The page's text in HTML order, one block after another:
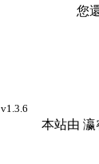
您
v1.3.6
本站由 瀛